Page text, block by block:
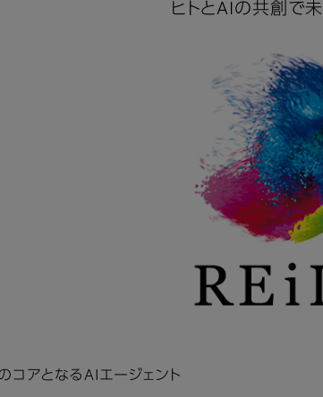
ヒトとAIの共創で
コアとなるAIエージェント